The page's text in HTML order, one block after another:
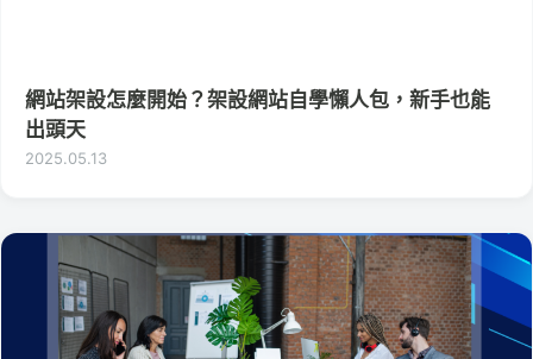
網站架設怎麼開始？架設網站自學懶人包，新手也能
出頭天
2025.05.13